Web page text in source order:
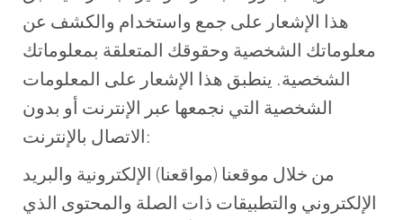
هذا الإشعار على جمع واستخدام والكشف عن
معلوماتك الشخصية وحقوقك المتعلقة بمعلوماتك
الشخصية. ينطبق هذا الإشعار على المعلومات
الشخصية التي نجمعها عبر الإنترنت أو بدون
الاتصال بالإنترنت:
من خلال موقعنا (مواقعنا) الإلكترونية والبريد
الإلكتروني والتطبيقات ذات الصلة والمحتوى الذي